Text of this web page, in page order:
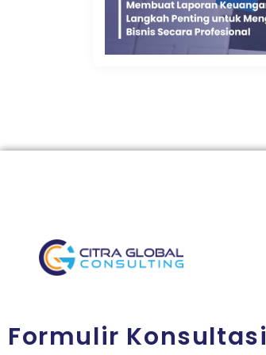
Formulir Konsultasi